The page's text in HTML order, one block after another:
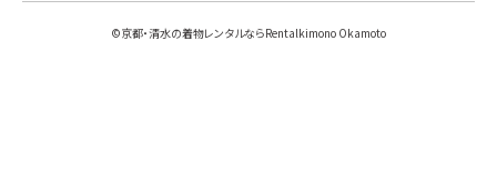
©京都・清水の着物レンタルならRentalkimono Okamoto